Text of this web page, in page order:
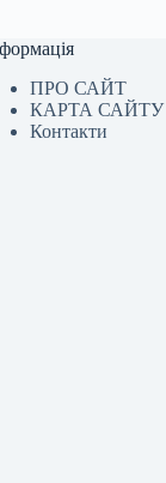
ПРО САЙТ
КАРТА САЙТУ
Контакти